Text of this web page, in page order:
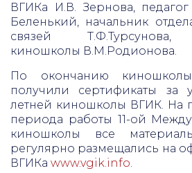
ВГИКа И.В. Зернова,
Беленький, начальник
связей Т.Ф.Турсунова,
киношколы В.М.Родионова.
По окончанию
получили сертификаты за
летней киношколы ВГИК. На
периода работы 11-ой
киношколы все
регулярно размещались на
ВГИКа www.vgik.info.